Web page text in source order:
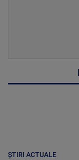
ȘTIRI ACTUALE